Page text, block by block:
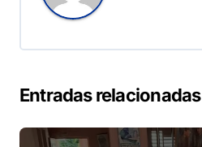
Entradas relacionadas